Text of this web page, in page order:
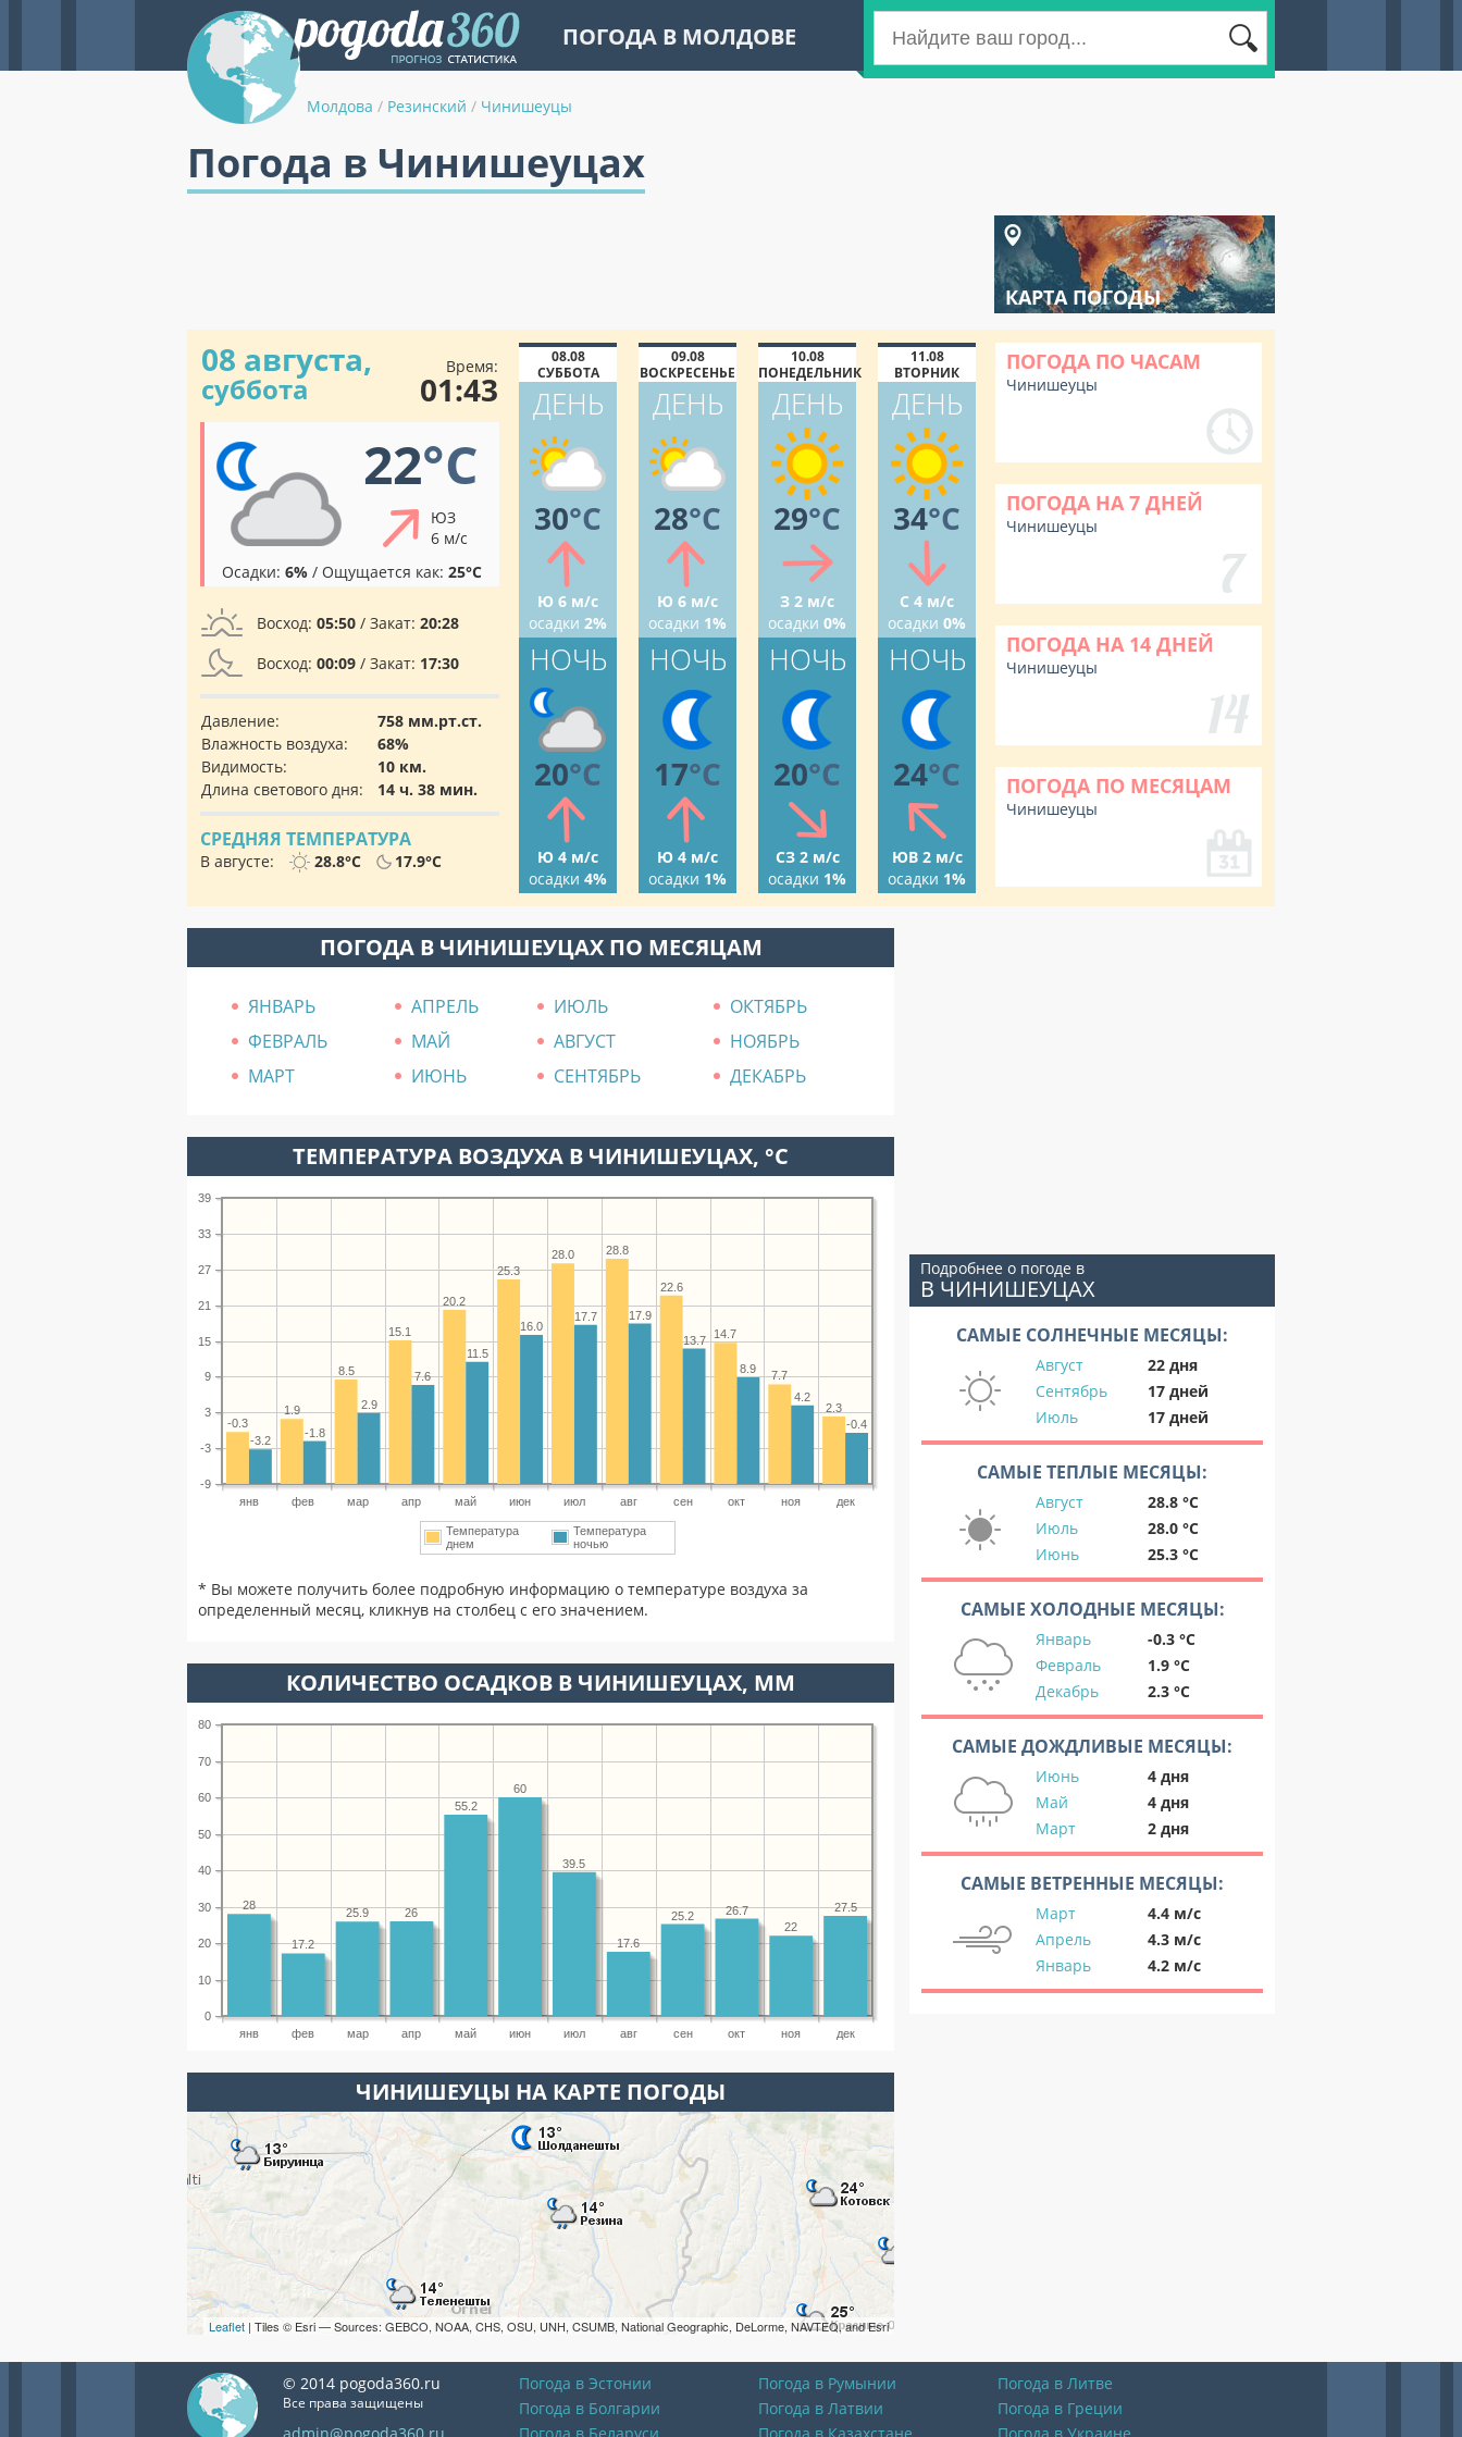
ПОГОДА В МОЛДОВЕ
Молдова / Резинский / Чинишеуцы
Погода в Чинишеуцах
КАРТА ПОГОДЫ
08 августа,
суббота
Время:
01:43
22°C
ЮЗ
6 м/с
Осадки: 6% / Ощущается как: 25°C
Восход: 05:50 / Закат: 20:28
Восход: 00:09 / Закат: 17:30
Давление:
758 мм.рт.ст.
Влажность воздуха:
68%
Видимость:
10 км.
Длина светового дня:
14 ч. 38 мин.
СРЕДНЯЯ ТЕМПЕРАТУРА
В августе: 28.8°C 17.9°C
08.08
СУББОТА
ДЕНЬ
30°C
Ю 6 м/с
осадки 2%
НОЧЬ
20°C
Ю 4 м/с
осадки 4%
09.08
ВОСКРЕСЕНЬЕ
ДЕНЬ
28°C
Ю 6 м/с
осадки 1%
НОЧЬ
17°C
Ю 4 м/с
осадки 1%
10.08
ПОНЕДЕЛЬНИК
ДЕНЬ
29°C
З 2 м/с
осадки 0%
НОЧЬ
20°C
СЗ 2 м/с
осадки 1%
11.08
ВТОРНИК
ДЕНЬ
34°C
С 4 м/с
осадки 0%
НОЧЬ
24°C
ЮВ 2 м/с
осадки 1%
ПОГОДА ПО ЧАСАМ
Чинишеуцы
ПОГОДА НА 7 ДНЕЙ
Чинишеуцы
ПОГОДА НА 14 ДНЕЙ
Чинишеуцы
ПОГОДА ПО МЕСЯЦАМ
Чинишеуцы
ПОГОДА В ЧИНИШЕУЦАХ ПО МЕСЯЦАМ
ЯНВАРЬ АПРЕЛЬ ИЮЛЬ
ОКТЯБРЬ
ФЕВРАЛЬ
МАЙ АВГУСТ
НОЯБРЬ
МАРТ
ИЮНЬ СЕНТЯБРЬ ДЕКАБРЬ
ТЕМПЕРАТУРА ВОЗДУХА В ЧИНИШЕУЦАХ, °C
янв фев мар апр май июн июл авг сен окт ноя дек
-9
-3
3
9
15
21
27
33
39
2.3
7.7
14.7
22.6
28.8
28.0
25.3
20.2
15.1
8.5
1.9
-0.3
-0.4
4.2
8.9
13.7
17.9
17.7
16.0
11.5
7.6
2.9
-1.8
-3.2
Температура
днем
Температура
ночью
* Вы можете получить более подробную информацию о температуре воздуха за
определенный месяц, кликнув на столбец с его значением.
КОЛИЧЕСТВО ОСАДКОВ В ЧИНИШЕУЦАХ, ММ
янв фев мар апр май июн июл авг сен окт ноя дек
0
10
20
30
40
50
60
70
80
27.5
22
26.7
25.2
17.6
39.5
60
55.2
26
25.9
17.2
28
ЧИНИШЕУЦЫ НА КАРТЕ ПОГОДЫ
Leaflet | Tiles © Esri — Sources: GEBCO, NOAA, CHS, OSU, UNH, CSUMB, National Geographic, DeLorme, NAVTEQ, and Esri
Подробнее о погоде в
В ЧИНИШЕУЦАХ
САМЫЕ СОЛНЕЧНЫЕ МЕСЯЦЫ:
Август
22 дня
Сентябрь
17 дней
Июль
17 дней
САМЫЕ ТЕПЛЫЕ МЕСЯЦЫ:
Август
28.8 °C
Июль
28.0 °C
Июнь
25.3 °C
САМЫЕ ХОЛОДНЫЕ МЕСЯЦЫ:
Январь
-0.3 °C
Февраль
1.9 °C
Декабрь
2.3 °C
САМЫЕ ДОЖДЛИВЫЕ МЕСЯЦЫ:
Июнь
4 дня
Май
4 дня
Март
2 дня
САМЫЕ ВЕТРЕННЫЕ МЕСЯЦЫ:
Март
4.4 м/с
Апрель
4.3 м/с
Январь
4.2 м/с
© 2014 pogoda360.ru
Все права защищены
Погода в Эстонии Погода в Румынии
Погода в Литве
Погода в Болгарии
Погода в Латвии
Погода в Греции